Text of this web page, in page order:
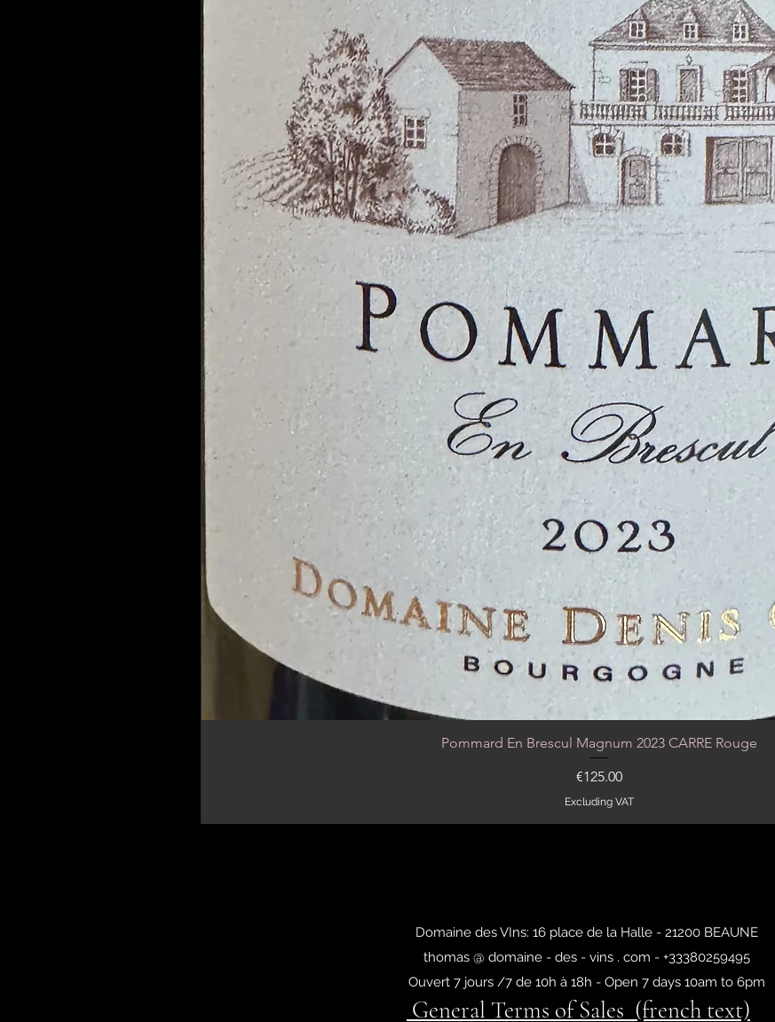
Quick View
Pommard En Brescul Magnum 2023 CARRE Rouge
Price
€125.00
Excluding VAT
Domaine des VIns: 16 place de la Halle - 21200 BEAUNE
thomas @ domaine - des - vins . com - +33380259495
Ouvert 7 jours /7 de 10h à 18h - Open 7 days 10am to 6pm
General Terms of Sales (french text)